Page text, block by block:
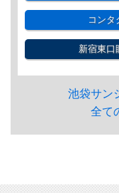
コンタ
新宿東口
池袋サン
全て